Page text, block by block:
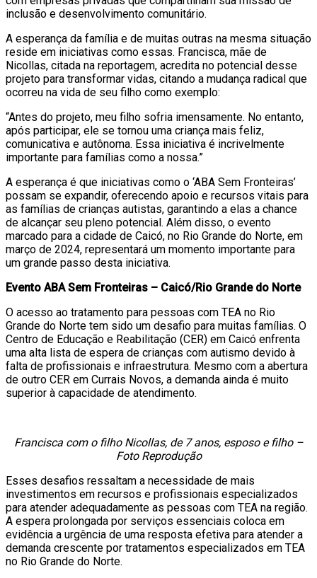
inclusão e desenvolvimento comunitário.
A esperança da família e de muitas outras na mesma situação
reside em iniciativas como essas. Francisca, mãe de
Nicollas, citada na reportagem, acredita no potencial desse
projeto para transformar vidas, citando a mudança radical que
ocorreu na vida de seu filho como exemplo:
“Antes do projeto, meu filho sofria imensamente. No entanto,
após participar, ele se tornou uma criança mais feliz,
comunicativa e autônoma. Essa iniciativa é incrivelmente
importante para famílias como a nossa.”
A esperança é que iniciativas como o ‘ABA Sem Fronteiras’
possam se expandir, oferecendo apoio e recursos vitais para
as famílias de crianças autistas, garantindo a elas a chance
de alcançar seu pleno potencial. Além disso, o evento
marcado para a cidade de Caicó, no Rio Grande do Norte, em
março de 2024, representará um momento importante para
um grande passo desta iniciativa.
Evento ABA Sem Fronteiras – Caicó/Rio Grande do Norte
O acesso ao tratamento para pessoas com TEA no Rio
Grande do Norte tem sido um desafio para muitas famílias. O
Centro de Educação e Reabilitação (CER) em Caicó enfrenta
uma alta lista de espera de crianças com autismo devido à
falta de profissionais e infraestrutura. Mesmo com a abertura
de outro CER em Currais Novos, a demanda ainda é muito
superior à capacidade de atendimento.
Francisca com o filho Nicollas, de 7 anos, esposo e filho –
Foto Reprodução
Esses desafios ressaltam a necessidade de mais
investimentos em recursos e profissionais especializados
para atender adequadamente as pessoas com TEA na região.
A espera prolongada por serviços essenciais coloca em
evidência a urgência de uma resposta efetiva para atender a
demanda crescente por tratamentos especializados em TEA
no Rio Grande do Norte.